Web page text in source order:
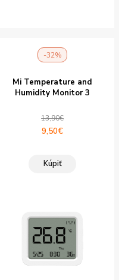
-32%
Mi Temperature and
Humidity Monitor 3
13,90€
Pôvodná
bola:
9,50€Aktuálna
Kúpiť